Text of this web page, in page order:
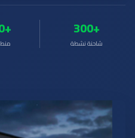
+300
شاحنة نشطة
+50